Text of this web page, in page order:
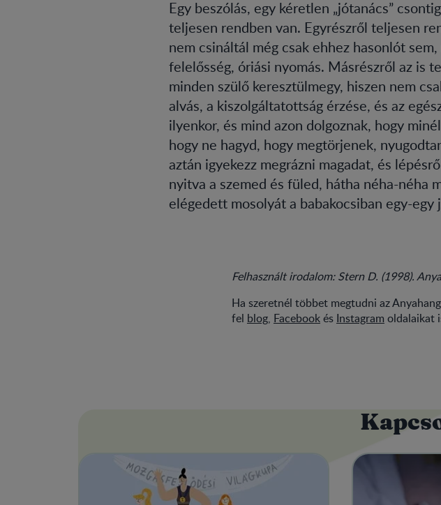
Egy beszólás, egy kéretlen „jótanács”
teljesen rendben van. Egyrészről teljesen
nem csináltál még csak ehhez hasonlót
felelősség, óriási nyomás. Másrészről az is
minden szülő keresztülmegy, hiszen nem
alvás, a kiszolgáltatottság érzése, és az
ilyenkor, és mind azon dolgoznak, hogy
hogy ne hagyd, hogy megtörjenek,
aztán igyekezz megrázni magadat, és
nyitva a szemed és füled, hátha néha-néha
elégedett mosolyát a babakocsiban egy-
Felhasznált irodalom: Stern D. (1998).
Ha szeretnél többet megtudni az
fel blog, Facebookés Instagram oldalaikat